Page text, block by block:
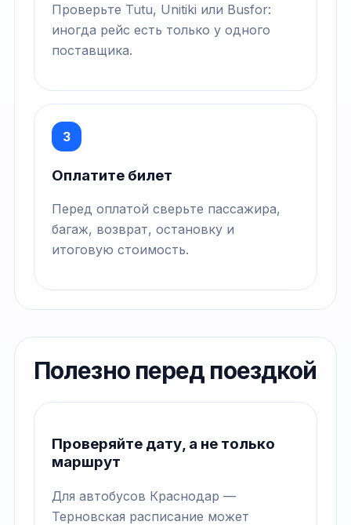
Проверьте Tutu, Unitiki или Busfor:
иногда рейс есть только у одного
поставщика.
3
Оплатите билет
Перед оплатой сверьте пассажира,
багаж, возврат, остановку и
итоговую стоимость.
Полезно перед поездкой
Проверяйте дату, а не только
маршрут
Для автобусов Краснодар —
Терновская расписание может